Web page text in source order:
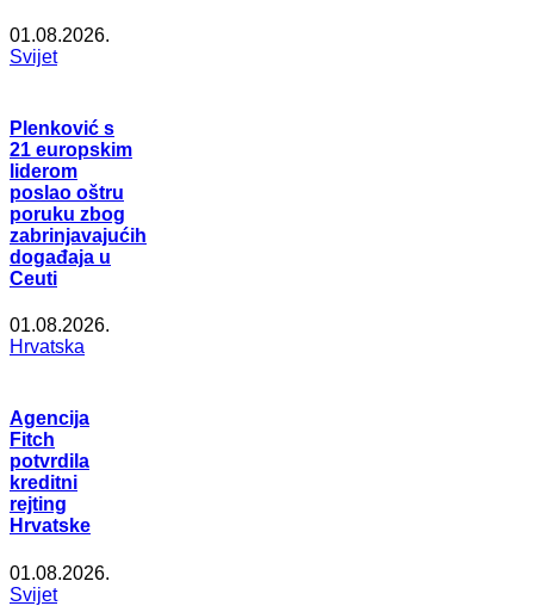
01.08.2026.
Svijet
Plenković s
21 europskim
liderom
poslao oštru
poruku zbog
zabrinjavajućih
događaja u
Ceuti
01.08.2026.
Hrvatska
Agencija
Fitch
potvrdila
kreditni
rejting
Hrvatske
01.08.2026.
Svijet